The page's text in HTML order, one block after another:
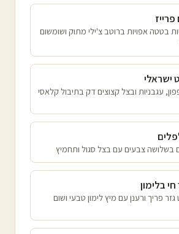
בטטה אפויות ברוטב צ'ילי מתוק ושומשום
ישראלי
עגבניות ובצל קצוצים דק בתיבול קלאסי
בשלושה צבעים עם בצל סגול ותחמיץ
חי בלימון
פריך ורענן עם מיץ לימון טבעי ושום